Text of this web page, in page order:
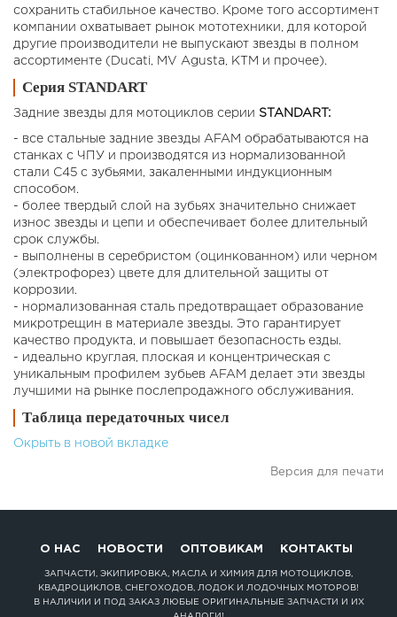
сохранить стабильное качество. Кроме того ассортимент
компании охватывает рынок мототехники, для которой
другие производители не выпускают звезды в полном
ассортименте (Ducati, MV Agusta, KTM и прочее).
Серия STANDART
Задние звезды для мотоциклов cерии STANDART:
- все стальные задние звезды AFAM обрабатываются на
станках с ЧПУ и производятся из нормализованной
стали C45 с зубьями, закаленными индукционным
способом.
- более твердый слой на зубьях значительно снижает
износ звезды и цепи и обеспечивает более длительный
срок службы.
- выполнены в серебристом (оцинкованном) или черном
(электрофорез) цвете для длительной защиты от
коррозии.
- нормализованная сталь предотвращает образование
микротрещин в материале звезды. Это гарантирует
качество продукта, и повышает безопасность езды.
- идеально круглая, плоская и концентрическая с
уникальным профилем зубьев AFAM делает эти звезды
лучшими на рынке послепродажного обслуживания.
Таблица передаточных чисел
Окрыть в новой вкладке
Версия для печати
О НАС НОВОСТИ ОПТОВИКАМ КОНТАКТЫ
ЗАПЧАСТИ, ЭКИПИРОВКА, МАСЛА И ХИМИЯ ДЛЯ МОТОЦИКЛОВ,
КВАДРОЦИКЛОВ, СНЕГОХОДОВ, ЛОДОК И ЛОДОЧНЫХ МОТОРОВ!
В НАЛИЧИИ И ПОД ЗАКАЗ ЛЮБЫЕ ОРИГИНАЛЬНЫЕ ЗАПЧАСТИ И ИХ